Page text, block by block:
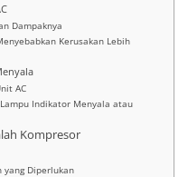
Dampaknya
Kerusakan Lebih
AC
Indikator Menyala atau
Kompresor
yang Diperlukan